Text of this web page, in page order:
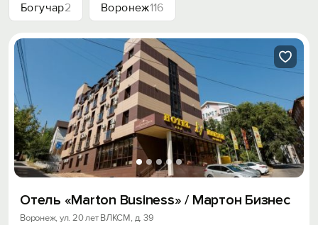
Богучар2 Воронеж116
Отель «Marton Business» / Мартон Бизнес
Воронеж, ул. 20 лет ВЛКСМ, д. 39